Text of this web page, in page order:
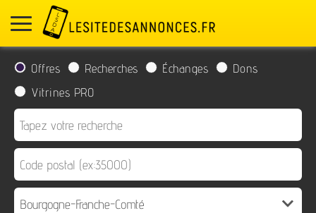
Offres Recherches Échanges
Dons
Vitrines PRO